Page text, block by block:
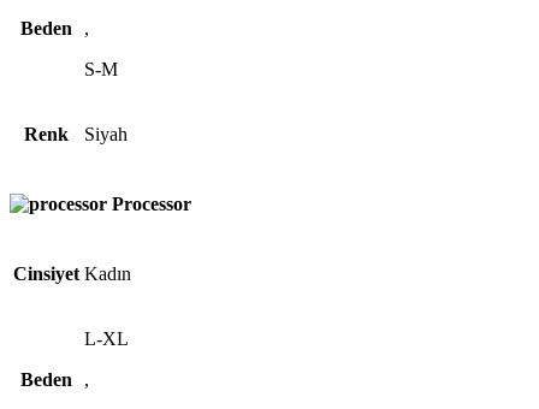
Beden
,
S-M
Renk Siyah
Processor
Cinsiyet Kadın
Beden
L-XL
,